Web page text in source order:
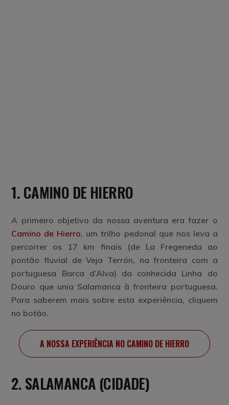
1. CAMINO DE HIERRO
A primeiro objetivo da nossa aventura era fazer o
Camino de Hierro, um trilho pedonal que nos leva a
percorrer os 17 km finais (de La Fregeneda ao
pontão fluvial de Veja Terrón, na fronteira com a
portuguesa Barca d’Alva) da conhecida Linha do
Douro que unia Salamanca à fronteira portuguesa.
Para saberem mais sobre esta experiência, cliquem
no botão.
A NOSSA EXPERIÊNCIA NO CAMINO DE HIERRO
2. SALAMANCA (CIDADE)